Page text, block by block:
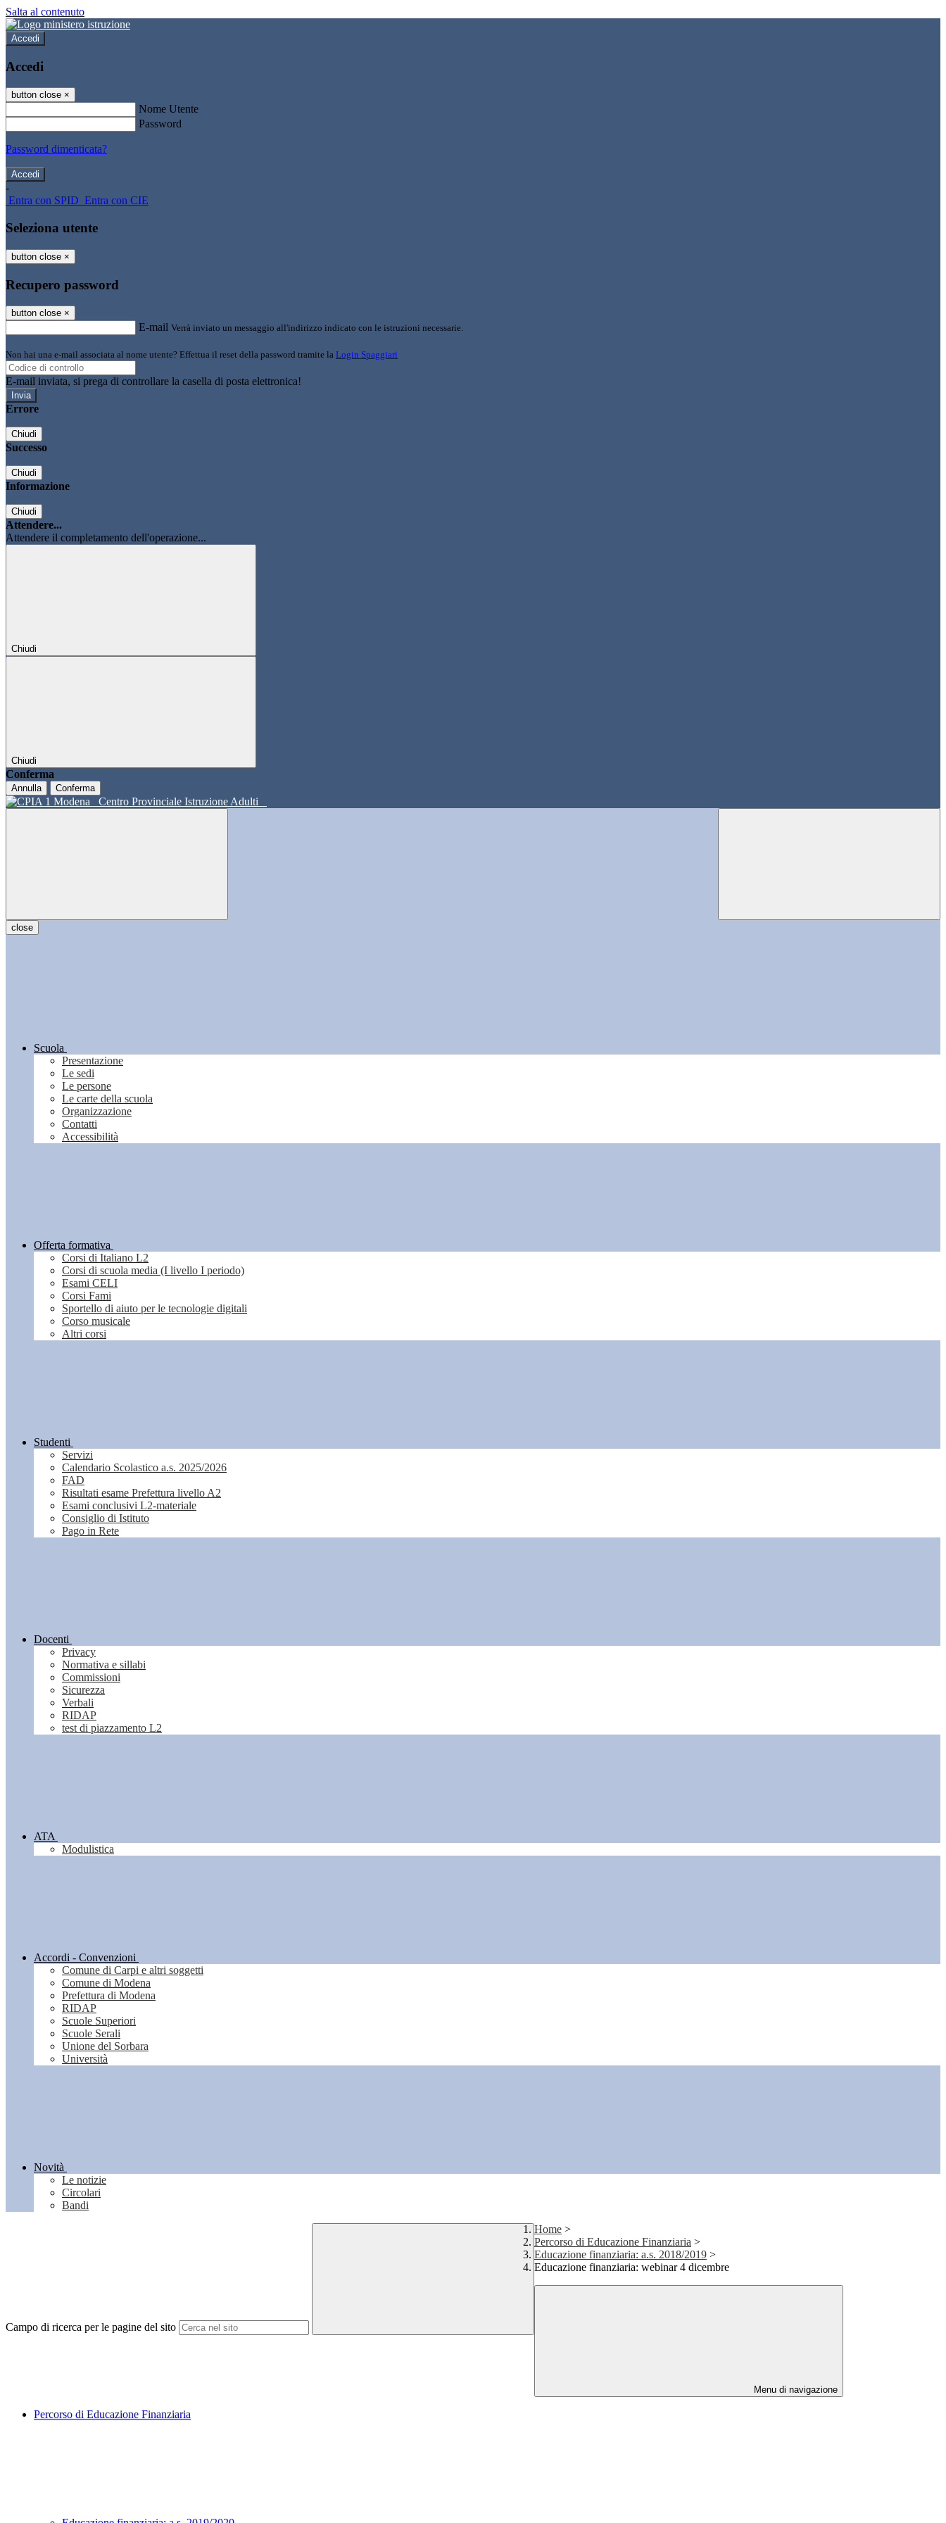
Salta al contenuto
Accedi
Accedi
button close ×
Nome Utente
Password
Password dimenticata?
-
Entra con SPID Entra con CIE
Seleziona utente
button close ×
Recupero password
button close ×
E-mail Verrà inviato un messaggio all'indirizzo indicato con le istruzioni necessarie.
Non hai una e-mail associata al nome utente? Effettua il reset della password tramite la Login Spaggiari
E-mail inviata, si prega di controllare la casella di posta elettronica!
Errore
Chiudi
Successo
Chiudi
Informazione
Chiudi
Attendere...
Attendere il completamento dell'operazione...
Chiudi
Chiudi
Conferma
Annulla Conferma
Centro Provinciale Istruzione Adulti
close
Scuola
Presentazione
Le sedi
Le persone
Le carte della scuola
Organizzazione
Contatti
Accessibilità
Offerta formativa
Corsi di Italiano L2
Corsi di scuola media (I livello I periodo)
Esami CELI
Corsi Fami
Sportello di aiuto per le tecnologie digitali
Corso musicale
Altri corsi
Studenti
Servizi
Calendario Scolastico a.s. 2025/2026
FAD
Risultati esame Prefettura livello A2
Esami conclusivi L2-materiale
Consiglio di Istituto
Pago in Rete
Docenti
Privacy
Normativa e sillabi
Commissioni
Sicurezza
Verbali
RIDAP
test di piazzamento L2
ATA
Modulistica
Accordi - Convenzioni
Comune di Carpi e altri soggetti
Comune di Modena
Prefettura di Modena
RIDAP
Scuole Superiori
Scuole Serali
Unione del Sorbara
Università
Novità
Le notizie
Circolari
Bandi
Campo di ricerca per le pagine del sito
Home >
Percorso di Educazione Finanziaria >
Educazione finanziaria: a.s. 2018/2019 >
Educazione finanziaria: webinar 4 dicembre
Menu di navigazione
Percorso di Educazione Finanziaria